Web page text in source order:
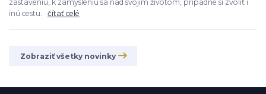
zastaveniu, k zamysleniu sa nad svojim životom, prípadne si zvoliť i
inú cestu. čítať celé
Zobraziť všetky novinky